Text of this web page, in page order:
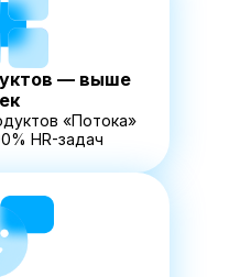
— выше
«Потока»
HR-задач